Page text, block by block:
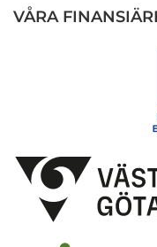
VÅRA